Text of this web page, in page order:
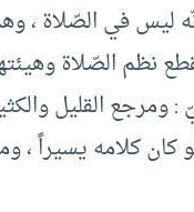
ليس في الصّلاة
نظم الصّلاة
ومرجع القليل
كلامه يسيراً ،